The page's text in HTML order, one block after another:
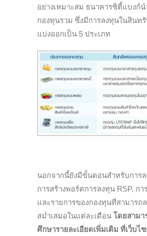
อย่างเหมาะสม ธนาคารซิตี้แบงก์น
กองทุนรวม ซึ่งมีการลงทุนในสินท
แบ่งออกเป็น 5 ประเภท
นอกจากนี้ยังมีขั้นตอนสำหรับการ
การสร้างพอร์ตการลงทุน RSP, ก
และรายการของกองทุนที่สามารถ
สม่ำเสมอในแต่ละเดือน โดยสามา
ศึกษารายละเอียดเพิ่มเติม ที่เว็บไ